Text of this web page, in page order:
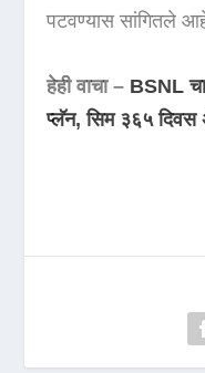
पटवण्यास सांगितले
हेही वाचा – BSNL चा
प्लॅन, सिम ३६५ दिवस